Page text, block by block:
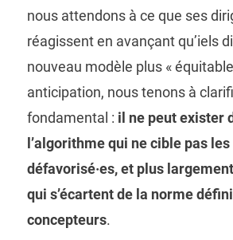
nous attendons à ce que ses
réagissent en avançant qu’iels
nouveau modèle plus «
anticipation, nous tenons à
fondamental : il ne peut exister
l’algorithme qui ne cible pas
défavorisé·es, et plus
qui s’écartent de la norme
concepteurs.